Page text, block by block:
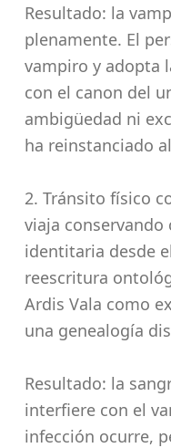
Resultado: la
plenamente. El
vampiro y adopta
con el canon del
ambigüedad ni
ha reinstanciado
2. Tránsito físico
viaja
identitaria desde
reescritura
Ardis Vala como
una genealogía
Resultado: la
interfiere con el
infección ocurre,